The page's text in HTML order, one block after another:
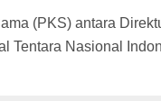
(PKS) antara
Tentara Nasional